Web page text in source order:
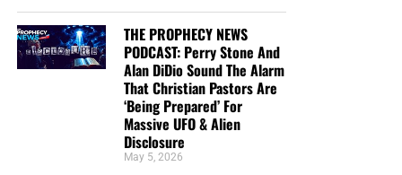
THE PROPHECY NEWS
PODCAST: Perry Stone And
Alan DiDio Sound The Alarm
That Christian Pastors Are
‘Being Prepared’ For
Massive UFO & Alien
Disclosure
May 5, 2026